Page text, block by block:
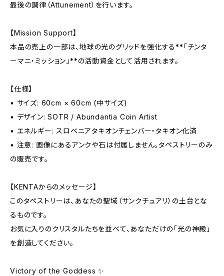
最後の調律（Attunement）を行います。
【Mission Support】
本品の売上の一部は、地球の光のグリッドを強化する**「チンタ
ーマニ・ミッション」**の活動資金として活用されます。
【仕様】
• サイズ: 60cm × 60cm (中サイズ)
• デザイン: SOTR / Abundantia Coin Artist
• エネルギー: スロベニアタキオンチェンバー・タキオン化済
• 注意: 画像にあるアンクや石は付属しません。タペストリーのみ
の販売です。
【KENTAからのメッセージ】
このタペストリーは、あなたの聖域（サンクチュアリ）の土台とな
るものです。
お気に入りのクリスタルたちを並べて、あなただけの「光の神殿」
を創造してください。
Victory of the Goddess ✨